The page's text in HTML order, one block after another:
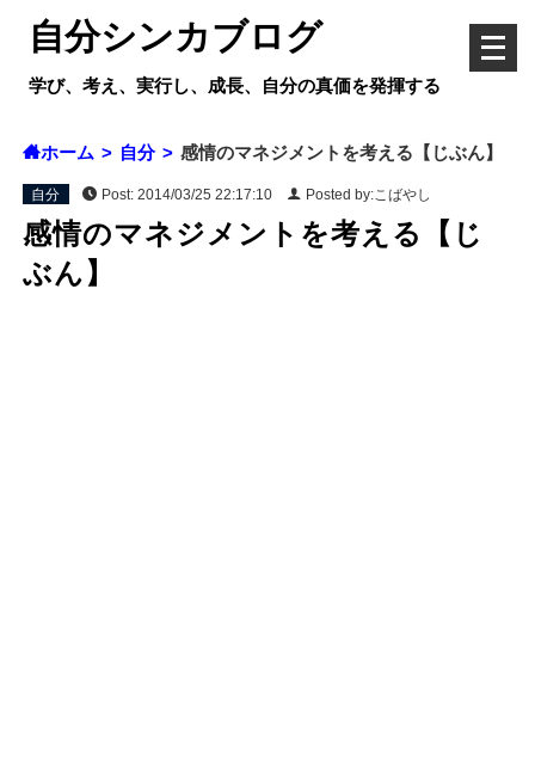
自分シンカブログ
学び、考え、実行し、成長、自分の真価を発揮する
メ
ニ
開
ホーム 自分 感情のマネジメントを考える【じぶん】
自分 Post:2014/03/25 22:17:10 Posted by:こばやし
感情のマネジメントを考える【じ
ぶん】